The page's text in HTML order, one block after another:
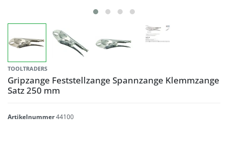
TOOLTRADERS
Gripzange Feststellzange Spannzange Klemmzange
Satz 250 mm
Artikelnummer44100